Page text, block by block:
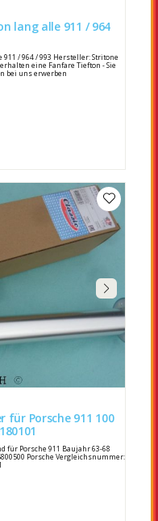
lang alle 911 / 964
/ 964 / 993 Hersteller: Stritone
eine Fanfare Tiefton - Sie
bei uns erwerben
für Porsche 911 100
für Porsche 911 Baujahr 63-68
Porsche Vergleichsnummer: